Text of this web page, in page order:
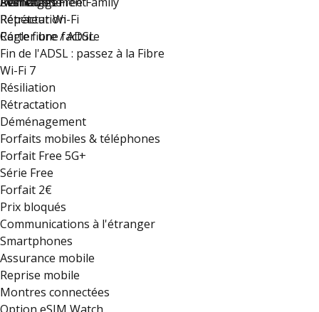
Rétractation
Régler une facture
Répéteur Wi-Fi
Carte fibre / ADSL
Fin de l'ADSL : passez à la Fibre
Wi-Fi 7
Résiliation
Rétractation
Déménagement
Forfaits mobiles & téléphones
Forfait Free 5G+
Série Free
Forfait 2€
Prix bloqués
Communications à l'étranger
Smartphones
Assurance mobile
Reprise mobile
Montres connectées